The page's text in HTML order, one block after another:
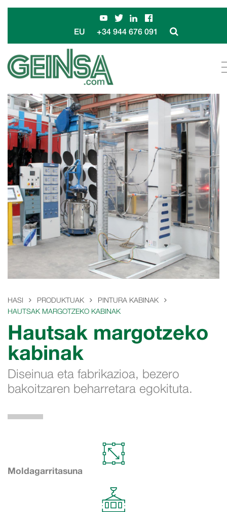
EU +34 944 676 091
HASI PRODUKTUAK
PINTURA KABINAK
HAUTSAK MARGOTZEKO KABINAK
Hautsak margotzeko
kabinak
Diseinua eta fabrikazioa, bezero
bakoitzaren beharretara egokituta.
Moldagarritasuna